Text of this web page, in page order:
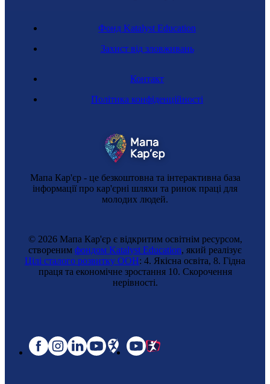
Мапа Кар'єр - це безкоштовна та інтерактивна база
інформації про кар'єрні шляхи та ринок праці для
молодих людей.
Контакт
Політика конфіденційності
Фонд Katalyst Education
Захист від зловживань
© 2026 Мапа Кар'єр є відкритим освітнім ресурсом,
створеним фондом Katalyst Education, який реалізує
Цілі сталого розвитку ООН: 4. Якісна освіта, 8. Гідна
праця та економічне зростання 10. Cкорочення
нерівності.